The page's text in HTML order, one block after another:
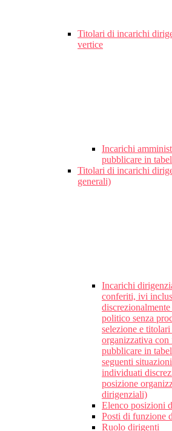
Titolari di incarichi
vertice
Incarichi
pubblicare in
Titolari di incarichi
generali)
Incarichi
conferiti, ivi
politico senza
selezione e
organizzativa
pubblicare in
seguenti
individuati
posizione
dirigenziali)
Elenco posizioni
Posti di funzione
Ruolo dirigenti